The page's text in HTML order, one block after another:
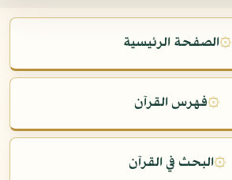
۞الصفحة الرئيسية
۞فهرس القرآن
۞البحث في القرآن